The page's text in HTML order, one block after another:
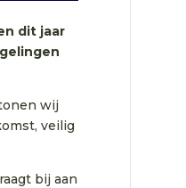
dit jaar
wij
veilig
bij aan